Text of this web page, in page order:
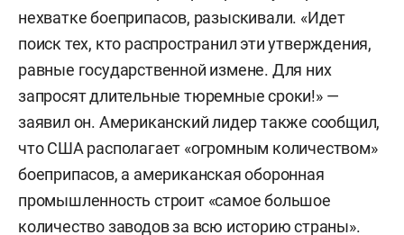
нехватке боеприпасов, разыскивали. «Идет
поиск тех, кто распространил эти утверждения,
равные государственной измене. Для них
запросят длительные тюремные сроки!» —
заявил он. Американский лидер также сообщил,
что США располагает «огромным количеством»
боеприпасов, а американская оборонная
промышленность строит «самое большое
количество заводов за всю историю страны».